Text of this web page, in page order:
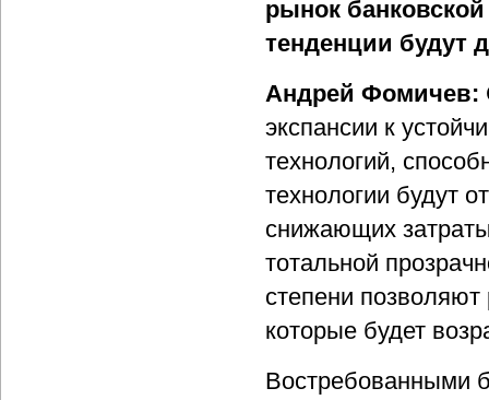
рынок
тенденции будут
Андрей Фомичев:
экспансии к
технологий,
технологии будут
снижающих
тотальной
степени
которые будет
Востребованными